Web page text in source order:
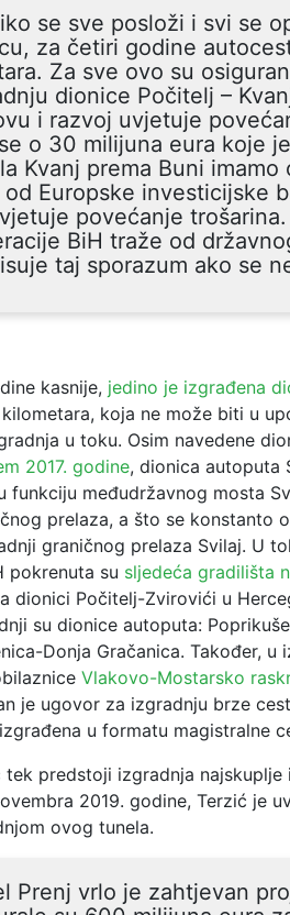
se sve posloži i svi se
za četiri godine
Za sve ovo su
dionice Počitelj –
i razvoj uvjetuje
o 30 milijuna eura koje
Kvanj prema Buni
od Europske investicijske
povećanje
BiH traže od
taj sporazum ako se
kasnije, jedino je izgrađena
koja ne može biti u
u toku. Osim navedene
2017. godine, dionica autoputa
funkciju međudržavnog mosta
prelaza, a što se konstanto
graničnog prelaza Svilaj. U
pokrenuta su sljedeća gradilišta
dionici Počitelj-Zvirovići u
su dionice autoputa:
Donja Gračanica. Također,
Vlakovo-Mostarsko
je ugovor za izgradnju brze
u formatu magistralne
tek predstoji izgradnja
2019. godine, Terzić je
ovog tunela.
Prenj vrlo je zahtjevan